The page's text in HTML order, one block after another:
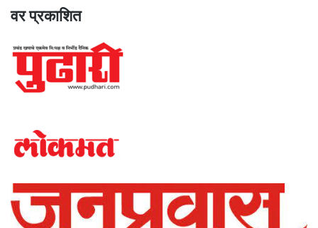
वर प्रकाशित